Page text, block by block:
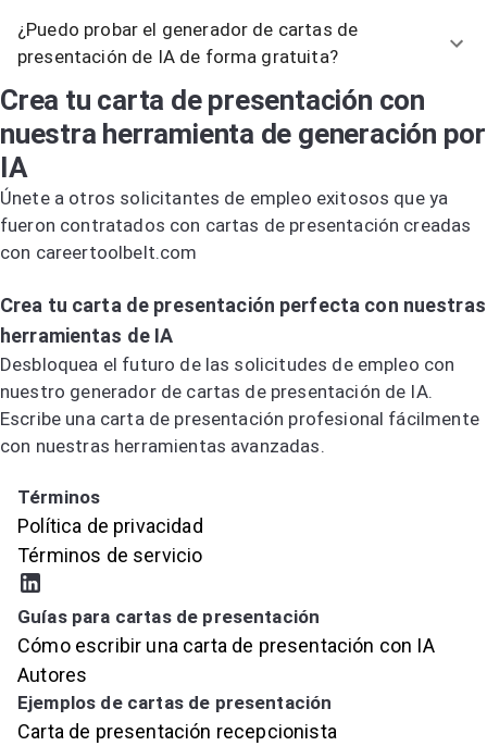
¿Puedo probar el generador de cartas de
presentación de IA de forma gratuita?
Crea tu carta de presentación con
nuestra herramienta de generación por
IA
Únete a otros solicitantes de empleo exitosos que ya
fueron contratados con cartas de presentación creadas
con careertoolbelt.com
Crea tu carta de presentación perfecta con nuestras
herramientas de IA
Desbloquea el futuro de las solicitudes de empleo con
nuestro generador de cartas de presentación de IA.
Escribe una carta de presentación profesional fácilmente
con nuestras herramientas avanzadas.
Términos
Política de privacidad
Términos de servicio
Guías para cartas de presentación
Cómo escribir una carta de presentación con IA
Autores
Ejemplos de cartas de presentación
Carta de presentación recepcionista